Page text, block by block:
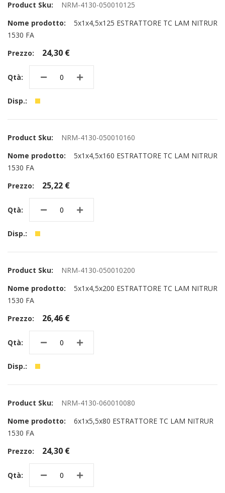
NRM-4130-050010125
5x1x4,5x125 ESTRATTORE TC LAM NITRUR
1530 FA
24,30 €
NRM-4130-050010160
5x1x4,5x160 ESTRATTORE TC LAM NITRUR
1530 FA
25,22 €
NRM-4130-050010200
5x1x4,5x200 ESTRATTORE TC LAM NITRUR
1530 FA
26,46 €
NRM-4130-060010080
6x1x5,5x80 ESTRATTORE TC LAM NITRUR
1530 FA
24,30 €